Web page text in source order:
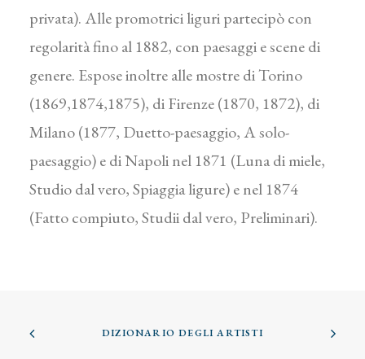
privata). Alle promotrici liguri partecipò con
regolarità fino al 1882, con paesaggi e scene di
genere. Espose inoltre alle mostre di Torino
(1869,1874,1875), di Firenze (1870, 1872), di
Milano (1877, Duetto-paesaggio, A solo-
paesaggio) e di Napoli nel 1871 (Luna di miele,
Studio dal vero, Spiaggia ligure) e nel 1874
(Fatto compiuto, Studii dal vero, Preliminari).
DIZIONARIO DEGLI ARTISTI